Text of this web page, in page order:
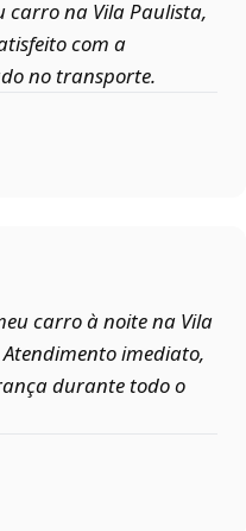
carro na Vila Paulista,
com a
no transporte.
carro à noite na Vila
Atendimento imediato,
durante todo o